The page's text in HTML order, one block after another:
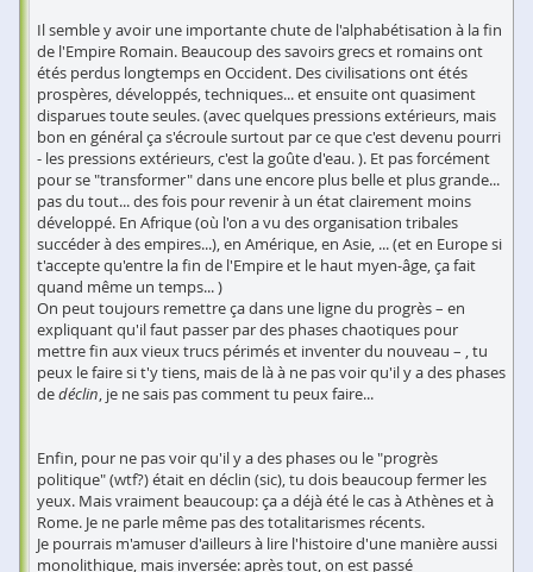
Il semble y avoir une importante chute de l'alphabétisation à la fin
de l'Empire Romain. Beaucoup des savoirs grecs et romains ont
étés perdus longtemps en Occident. Des civilisations ont étés
prospères, développés, techniques... et ensuite ont quasiment
disparues toute seules. (avec quelques pressions extérieurs, mais
bon en général ça s'écroule surtout par ce que c'est devenu pourri
- les pressions extérieurs, c'est la goûte d'eau. ). Et pas forcément
pour se "transformer" dans une encore plus belle et plus grande...
pas du tout... des fois pour revenir à un état clairement moins
développé. En Afrique (où l'on a vu des organisation tribales
succéder à des empires...), en Amérique, en Asie, ... (et en Europe si
t'accepte qu'entre la fin de l'Empire et le haut myen-âge, ça fait
quand même un temps... )
On peut toujours remettre ça dans une ligne du progrès – en
expliquant qu'il faut passer par des phases chaotiques pour
mettre fin aux vieux trucs périmés et inventer du nouveau – , tu
peux le faire si t'y tiens, mais de là à ne pas voir qu'il y a des phases
dedéclin, je ne sais pas comment tu peux faire...
Enfin, pour ne pas voir qu'il y a des phases ou le "progrès
politique" (wtf?) était en déclin (sic), tu dois beaucoup fermer les
yeux. Mais vraiment beaucoup: ça a déjà été le cas à Athènes et à
Rome. Je ne parle même pas des totalitarismes récents.
Je pourrais m'amuser d'ailleurs à lire l'histoire d'une manière aussi
monolithique, mais inversée: après tout, on est passé